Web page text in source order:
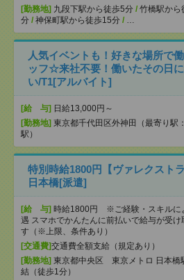
[勤務地] 九段下駅から徒歩5分 / 竹橋駅から
分 / 神保町駅から徒歩15分 / …
人気イベントも！好きな場所で
ッフ☆来社不要！働いたその日
い/T1[アルバイト]
[給 与] 日給13,000円～
[勤務地] 東京都千代田区外神田（最寄り駅
駅）
特別時給1800円【ヴァレクスト
日本橋[派遣]
[給 与] 時給1800円 ※ご経験・スキルに
遇 スマホでかんたんに前払いで給与が受け
す（※上限、条件あり）
[交通費]交通費全額支給（規定あり）
[勤務地] 東京都中央区 東京メトロ 日本橋
結（徒歩1分）